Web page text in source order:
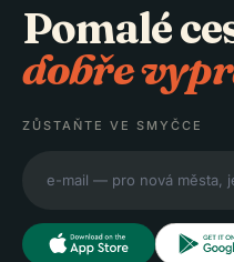
Pomalé
dobře
ZŮSTAŇTE VE SMYČCE